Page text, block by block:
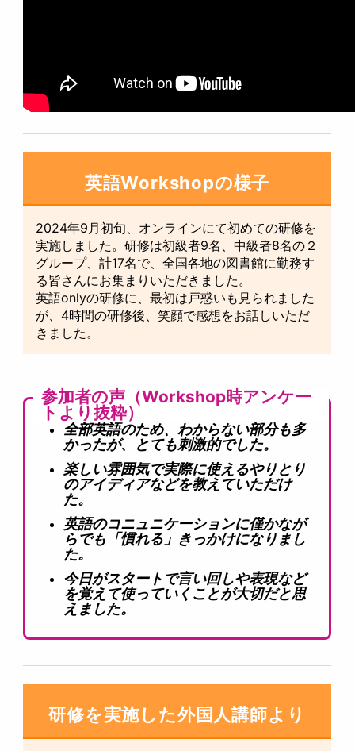
英語Workshopの様子
2024年9月初旬、オンラインにて初めての研修を
実施しました。研修は初級者9名、中級者8名の２
グループ、計17名で、全国各地の図書館に勤務す
る皆さんにお集まりいただきました。
英語onlyの研修に、最初は戸惑いも見られました
が、4時間の研修後、笑顔で感想をお話しいただ
きました。
参加者の声（Workshop時アンケー
トより抜粋）
全部英語のため、わからない部分も多
かったが、とても刺激的でした。
楽しい雰囲気で実際に使えるやりとり
のアイディアなどを教えていただけ
た。
英語のコニュニケーションに僅かなが
らでも「慣れる」きっかけになりまし
た。
今日がスタートで言い回しや表現など
を覚えて使っていくことが大切だと思
えました。
研修を実施した外国人講師より